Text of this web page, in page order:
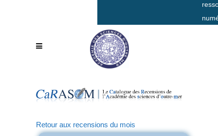
Retour aux recensions du mois